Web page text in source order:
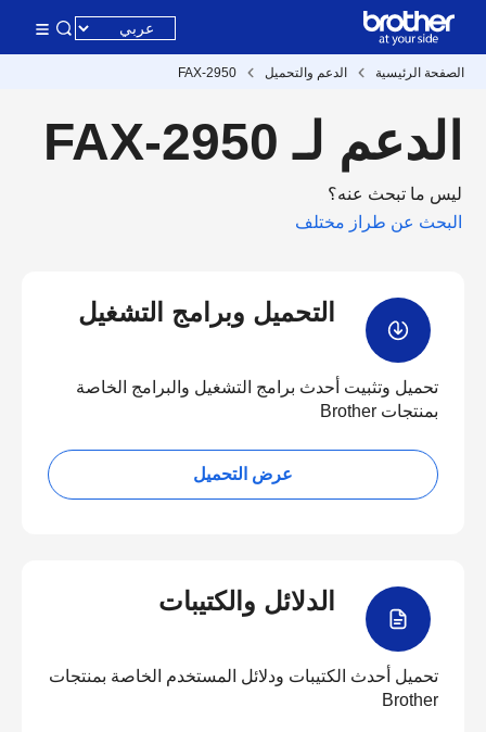
الصفحة الرئيسية الدعم والتحميل FAX-2950
الدعم لـ FAX-2950
ليس ما تبحث عنه؟
البحث عن طراز مختلف
التحميل وبرامج التشغيل
تحميل وتثبيت أحدث برامج التشغيل والبرامج الخاصة
بمنتجات Brother
عرض التحميل
الدلائل والكتيبات
تحميل أحدث الكتيبات ودلائل المستخدم الخاصة بمنتجات
Brother